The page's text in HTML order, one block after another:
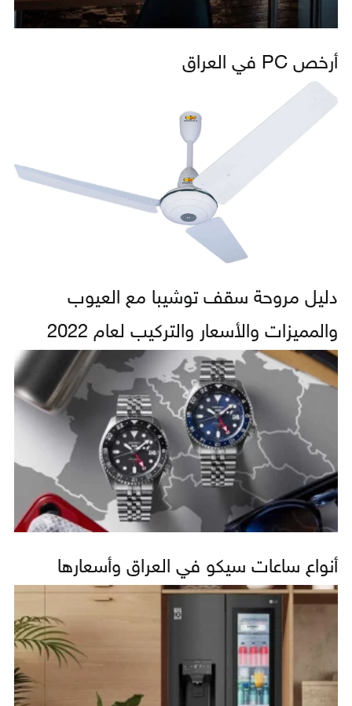
أرخص PC في العراق
دليل مروحة سقف توشيبا مع العيوب
والمميزات والأسعار والتركيب لعام 2022
أنواع ساعات سيكو في العراق وأسعارها